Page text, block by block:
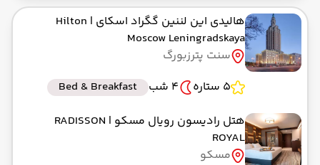
هالیدی این لننین گگراد اسکای | Hilton
Moscow Leningradskaya
سنت پترزبورگ
5 ستاره
4 شب
Bed & Breakfast
هتل رادیسون رویال مسکو | RADISSON
ROYAL
مسکو